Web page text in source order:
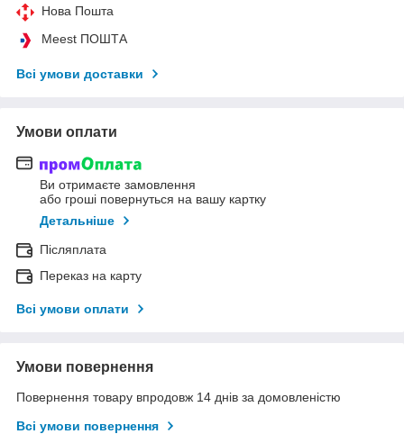
Нова Пошта
Meest ПОШТА
Всі умови доставки
Умови оплати
Ви отримаєте замовлення
або гроші повернуться на вашу картку
Детальніше
Післяплата
Переказ на карту
Всі умови оплати
Умови повернення
Повернення товару впродовж 14 днів за домовленістю
Всі умови повернення